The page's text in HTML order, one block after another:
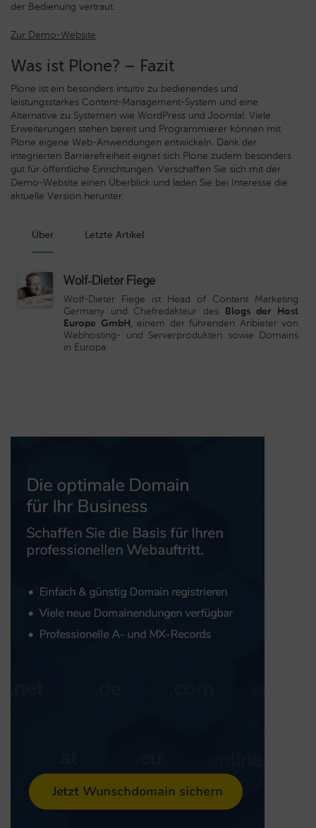
der Bedienung vertraut.
Zur Demo-Website
Was ist Plone? – Fazit
Plone ist ein besonders intuitiv zu bedienendes und
leistungsstarkes Content-Management-System und eine
Alternative zu Systemen wie WordPress und Joomla!. Viele
Erweiterungen stehen bereit und Programmierer können mit
Plone eigene Web-Anwendungen entwickeln. Dank der
integrierten Barrierefreiheit eignet sich Plone zudem besonders
gut für öffentliche Einrichtungen. Verschaffen Sie sich mit der
Demo-Website einen Überblick und laden Sie bei Interesse die
aktuelle Version herunter.
Über Letzte Artikel
Wolf-Dieter Fiege
Wolf-Dieter Fiege ist Head of Content Marketing
Germany und Chefredakteur des Blogs der Host
Europe GmbH, einem der führenden Anbieter von
Webhosting- und Serverprodukten sowie Domains
in Europa.